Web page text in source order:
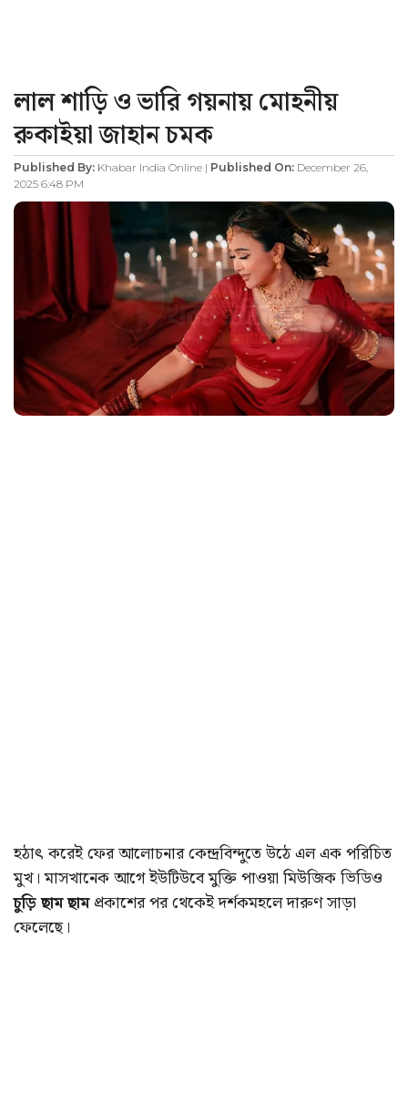
লাল শাড়ি ও ভারি গয়নায় মোহনীয়
রুকাইয়া জাহান চমক
Published By: Khabar India Online | Published On: December 26,
2025 6:48 PM
হঠাৎ করেই ফের আলোচনার কেন্দ্রবিন্দুতে উঠে এল এক পরিচিত
মুখ। মাসখানেক আগে ইউটিউবে মুক্তি পাওয়া মিউজিক ভিডিও
চুড়ি ছাম ছামপ্রকাশের পর থেকেই দর্শকমহলে দারুণ সাড়া
ফেলেছে।